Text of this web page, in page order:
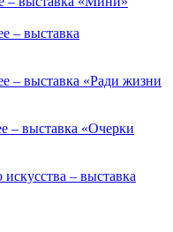
– выставка
– выставка «Ради жизни
– выставка «Очерки
– выставка